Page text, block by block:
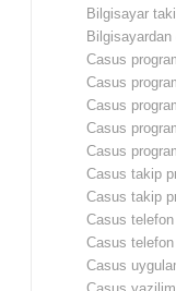
Bilgisayar
Bilgisayardan
Casus
Casus
Casus
Casus
Casus
Casus takip
Casus takip
Casus telefon
Casus
Casus